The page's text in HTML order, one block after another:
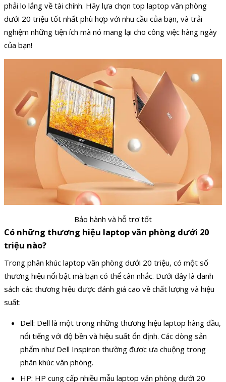
phải lo lắng về tài chính. Hãy lựa chọn top laptop văn phòng
dưới 20 triệu tốt nhất phù hợp với nhu cầu của bạn, và trải
nghiệm những tiện ích mà nó mang lại cho công việc hàng ngày
của bạn!
Bảo hành và hỗ trợ tốt
Có những thương hiệu laptop văn phòng dưới 20
triệu nào?
Trong phân khúc laptop văn phòng dưới 20 triệu, có một số
thương hiệu nổi bật mà bạn có thể cân nhắc. Dưới đây là danh
sách các thương hiệu được đánh giá cao về chất lượng và hiệu
suất:
Dell: Dell là một trong những thương hiệu laptop hàng đầu,
nổi tiếng với độ bền và hiệu suất ổn định. Các dòng sản
phẩm như Dell Inspiron thường được ưa chuộng trong
phân khúc văn phòng.
HP: HP cung cấp nhiều mẫu laptop văn phòng dưới 20